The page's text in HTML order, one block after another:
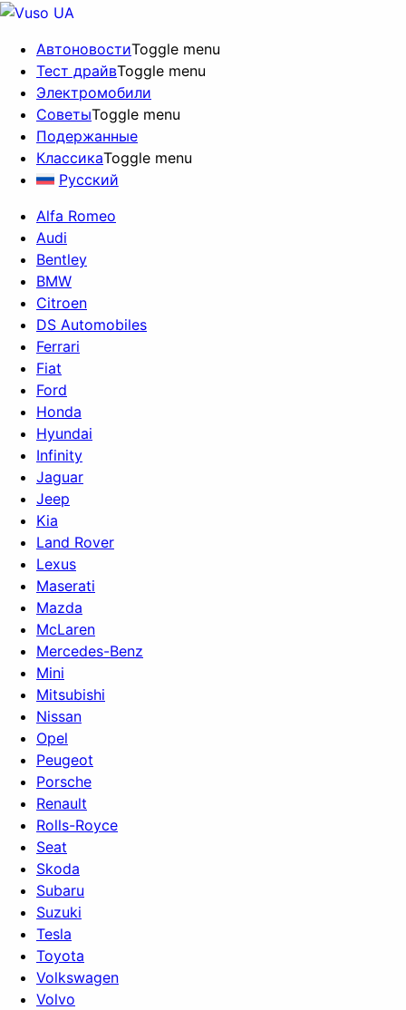
АвтоновостиToggle menu
Тест драйвToggle menu
Электромобили
СоветыToggle menu
Подержанные
КлассикаToggle menu
Русский
Alfa Romeo
Audi
Bentley
BMW
Citroen
DS Automobiles
Ferrari
Fiat
Ford
Honda
Hyundai
Infinity
Jaguar
Jeep
Kia
Land Rover
Lexus
Maserati
Mazda
McLaren
Mercedes-Benz
Mini
Mitsubishi
Nissan
Opel
Peugeot
Porsche
Renault
Rolls-Royce
Seat
Skoda
Subaru
Suzuki
Tesla
Toyota
Volkswagen
Volvo